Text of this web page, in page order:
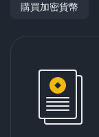
購買加密貨幣